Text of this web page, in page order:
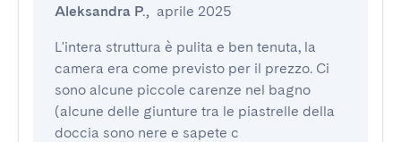
Aleksandra P., aprile 2025
L'intera struttura è pulita e ben tenuta, la
camera era come previsto per il prezzo. Ci
sono alcune piccole carenze nel bagno
(alcune delle giunture tra le piastrelle della
doccia sono nere e sapete c